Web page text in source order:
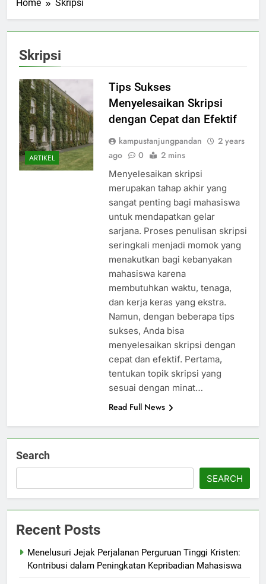
Home Skripsi
Skripsi
ARTIKEL
Tips Sukses
Menyelesaikan Skripsi
dengan Cepat dan Efektif
kampustanjungpandan
2 years
ago
0 2 mins
Menyelesaikan skripsi
merupakan tahap akhir yang
sangat penting bagi mahasiswa
untuk mendapatkan gelar
sarjana. Proses penulisan skripsi
seringkali menjadi momok yang
menakutkan bagi kebanyakan
mahasiswa karena
membutuhkan waktu, tenaga,
dan kerja keras yang ekstra.
Namun, dengan beberapa tips
sukses, Anda bisa
menyelesaikan skripsi dengan
cepat dan efektif. Pertama,
tentukan topik skripsi yang
sesuai dengan minat…
Read Full News
Search
SEARCH
Recent Posts
Menelusuri Jejak Perjalanan Perguruan Tinggi Kristen:
Kontribusi dalam Peningkatan Kepribadian Mahasiswa